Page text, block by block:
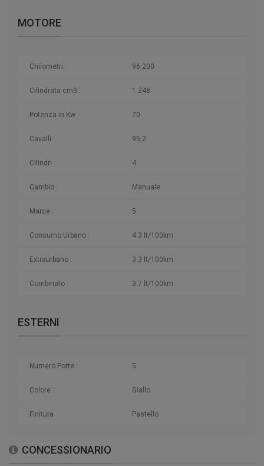
MOTORE
Chilometri : 96.200
Cilindrata cm3 : 1.248
Potenza in Kw : 70
Cavalli : 95,2
Cilindri : 4
Cambio : Manuale
Marce : 5
Consumo Urbano : 4.3 lt/100km
Extraurbano : 3.3 lt/100km
Combinato : 3.7 lt/100km
ESTERNI
Numero Porte : 5
Colore : Giallo
Finitura : Pastello
CONCESSIONARIO